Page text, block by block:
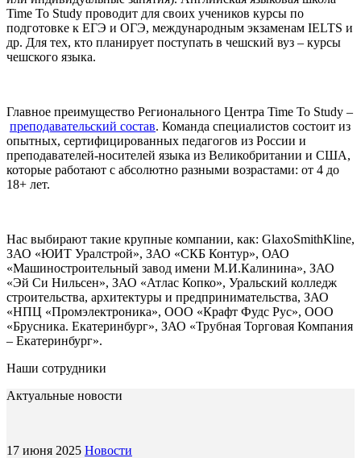
Time To Study проводит для своих учеников курсы по
подготовке к ЕГЭ и ОГЭ, международным экзаменам IELTS и
др. Для тех, кто планирует поступать в чешский вуз – курсы
чешского языка.
Главное преимущество Регионального Центра Time To Study –
преподавательский состав. Команда специалистов состоит из
опытных, сертифицированных педагогов из России и
преподавателей-носителей языка из Великобритании и США,
которые работают с абсолютно разными возрастами: от 4 до
18+ лет.
Нас выбирают такие крупные компании, как: GlaxoSmithKline,
ЗАО «ЮИТ Уралстрой», ЗАО «СКБ Контур», ОАО
«Машиностроительный завод имени М.И.Калинина», ЗАО
«Эй Си Нильсен», ЗАО «Атлас Копко», Уральский колледж
строительства, архитектуры и предпринимательства, ЗАО
«НПЦ «Промэлектроника», ООО «Крафт Фудс Рус», ООО
«Брусника. Екатеринбург», ЗАО «Трубная Торговая Компания
– Екатеринбург».
Наши сотрудники
Актуальные новости
17 июня 2025 Новости